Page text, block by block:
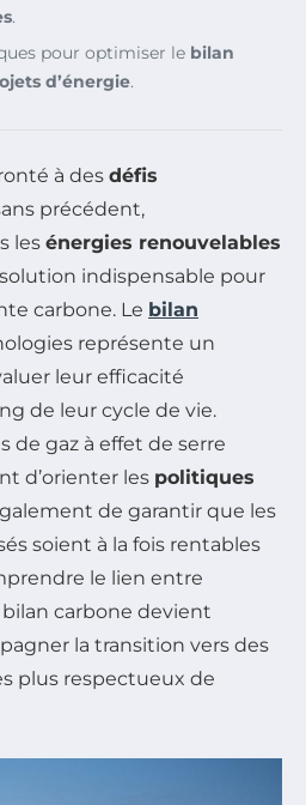
.
pour optimiser le bilan
d’énergie.
à des défis
précédent,
les énergies renouvelables
indispensable pour
carbone. Le bilan
représente un
leur efficacité
de leur cycle de vie.
de gaz à effet de serre
d’orienter les politiques
de garantir que les
soient à la fois rentables
le lien entre
carbone devient
la transition vers des
plus respectueux de